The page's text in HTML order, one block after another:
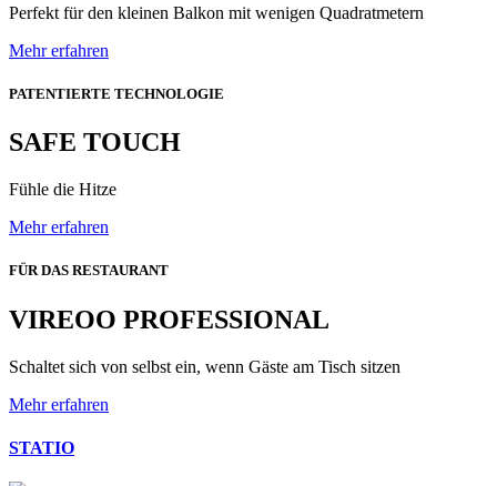
Perfekt für den kleinen Balkon mit wenigen Quadratmetern
Mehr erfahren
PATENTIERTE TECHNOLOGIE
SAFE TOUCH
Fühle die Hitze
Mehr erfahren
FÜR DAS RESTAURANT
VIREOO PROFESSIONAL
Schaltet sich von selbst ein, wenn Gäste am Tisch sitzen
Mehr erfahren
STATIO